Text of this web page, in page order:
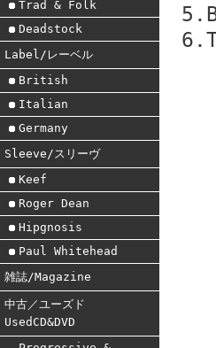
Trad & Folk
Deadstock
Label/レーベル
British
Italian
Germany
Sleeve/スリーヴ
Keef
Roger Dean
Hipgnosis
Paul Whitehead
雑誌/Magazine
中古／ユーズド
UsedCD&DVD